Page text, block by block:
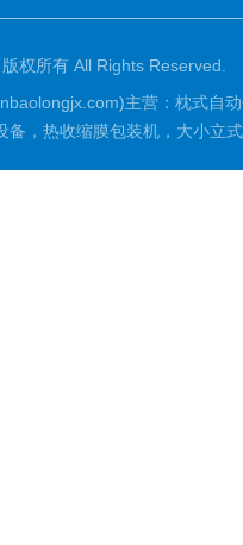
权所有 All Rights Reserved.
主营：枕式自
备，热收缩膜包装机，大小立